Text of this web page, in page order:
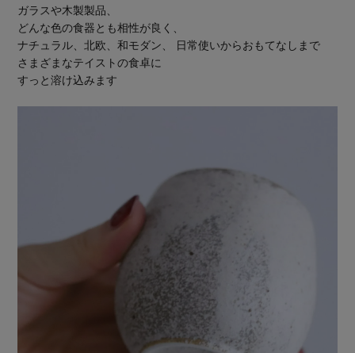
ガラスや木製製品、
どんな色の食器とも相性が良く、
ナチュラル、北欧、和モダン、 日常使いからおもてなしまで
さまざまなテイストの食卓に
すっと溶け込みます